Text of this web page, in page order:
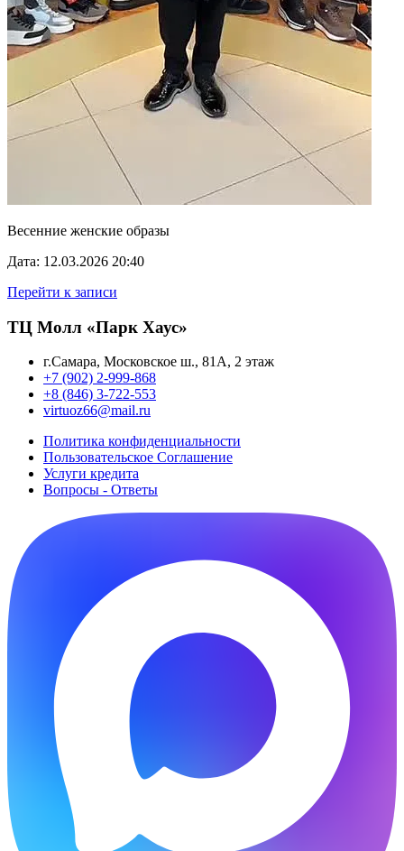
Весенние женские образы
Дата: 12.03.2026 20:40
Перейти к записи
ТЦ Молл «Парк Хаус»
г.Самара, Московское ш., 81А, 2 этаж
+7 (902) 2-999-868
+8 (846) 3-722-553
virtuoz66@mail.ru
Политика конфиденциальности
Пользовательское Cоглашение
Услуги кредита
Вопросы - Ответы